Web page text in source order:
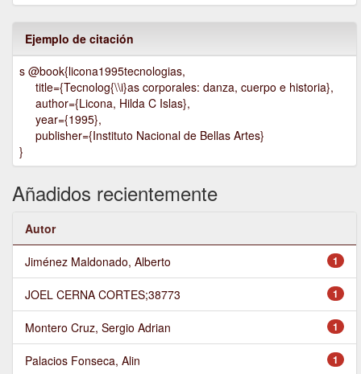
Ejemplo de citación
s @book{licona1995tecnologias,
title={Tecnolog{\\i}as corporales: danza, cuerpo e historia},
author={Licona, Hilda C Islas},
year={1995},
publisher={Instituto Nacional de Bellas Artes}
}
Añadidos recientemente
Autor
1
Jiménez Maldonado, Alberto
1
JOEL CERNA CORTES;38773
1
Montero Cruz, Sergio Adrian
1
Palacios Fonseca, Alin